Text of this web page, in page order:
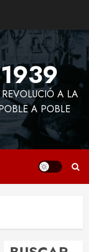
A LA
A POBLE